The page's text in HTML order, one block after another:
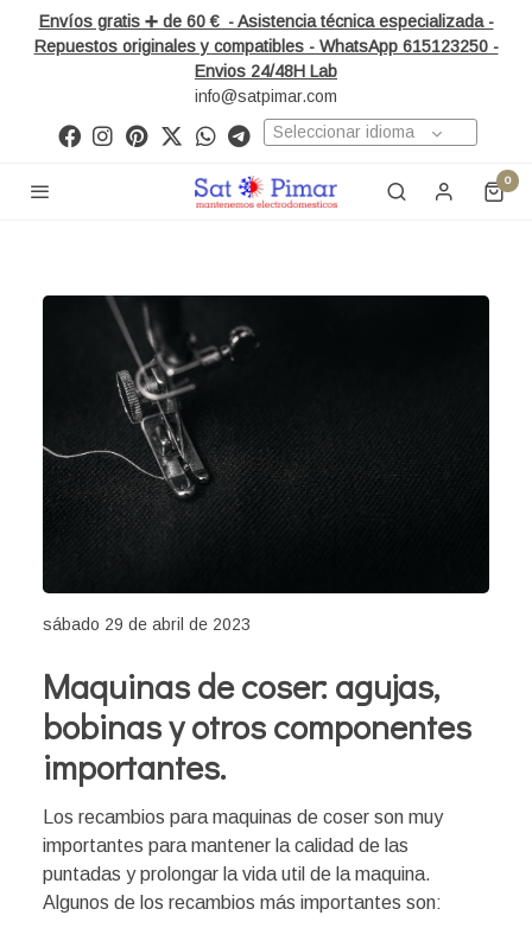
Envíos gratis ➕ de 60 € - Asistencia técnica especializada -
Repuestos originales y compatibles - WhatsApp 615123250 -
Envios 24/48H Lab
info@satpimar.com
Seleccionar idioma
0
sábado 29 de abril de 2023
Maquinas de coser: agujas,
bobinas y otros componentes
importantes.
Los recambios para maquinas de coser son muy
importantes para mantener la calidad de las
puntadas y prolongar la vida util de la maquina.
Algunos de los recambios más importantes son: